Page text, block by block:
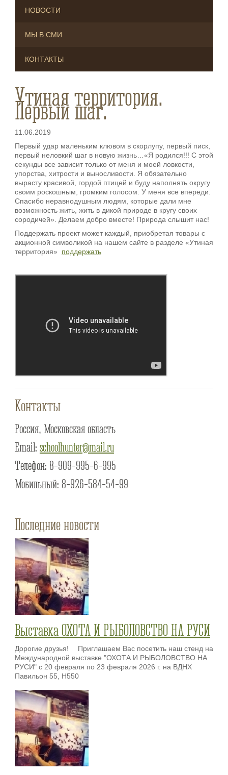
НОВОСТИ
МЫ В СМИ
КОНТАКТЫ
Утиная территория.
Первый шаг.
11.06.2019
Первый удар маленьким клювом в скорлупу, первый писк,
первый неловкий шаг в новую жизнь…«Я родился!!! С этой
секунды все зависит только от меня и моей ловкости,
упорства, хитрости и выносливости. Я обязательно
вырасту красивой, гордой птицей и буду наполнять округу
своим роскошным, громким голосом. У меня все впереди.
Спасибо неравнодушным людям, которые дали мне
возможность жить, жить в дикой природе в кругу своих
сородичей». Делаем добро вместе! Природа слышит нас!
Поддержать проект может каждый, приобретая товары с
акционной символикой на нашем сайте в разделе «Утиная
территория» поддержать
Контакты
Россия, Московская область
Email: schoolhunter@mail.ru
Телефон: 8-909-995-6-995
Мобильный: 8-926-584-54-99
Последние новости
Выставка ОХОТА И РЫБОЛОВСТВО НА РУСИ
Дорогие друзья! ⠀ Приглашаем Вас посетить наш стенд на
Международной выставке "ОХОТА И РЫБОЛОВСТВО НА
РУСИ" с 20 февраля по 23 февраля 2026 г. на ВДНХ
Павильон 55, H550